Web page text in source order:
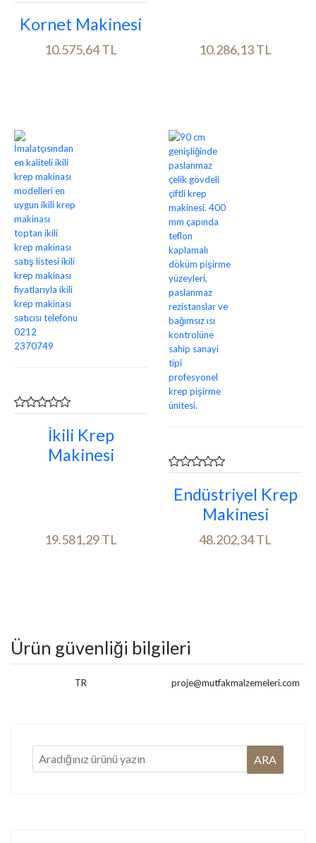
Kornet Makinesi
10.575,64 TL 10.286,13 TL
İkili Krep
Makinesi
19.581,29 TL
Endüstriyel Krep
Makinesi
48.202,34 TL
Ürün güvenliği bilgileri
TR proje@mutfakmalzemeleri.com